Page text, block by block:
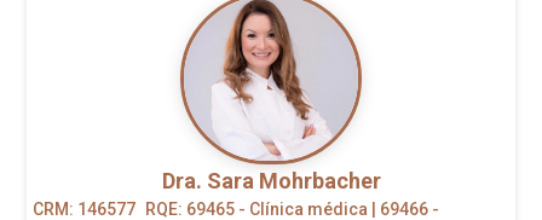
Dra. Sara Mohrbacher
CRM: 146577 RQE: 69465 - Clínica médica | 69466 -